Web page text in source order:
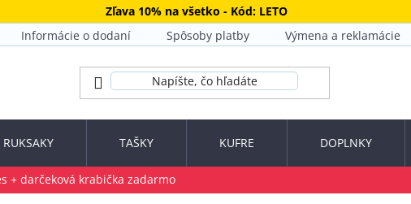
Zľava 10% na všetko - Kód: LETO
Informácie o dodaní Spôsoby platby Výmena a reklamácie
RUKSAKY TAŠKY KUFRE DOPLNKY
+ darčeková krabička zadarmo